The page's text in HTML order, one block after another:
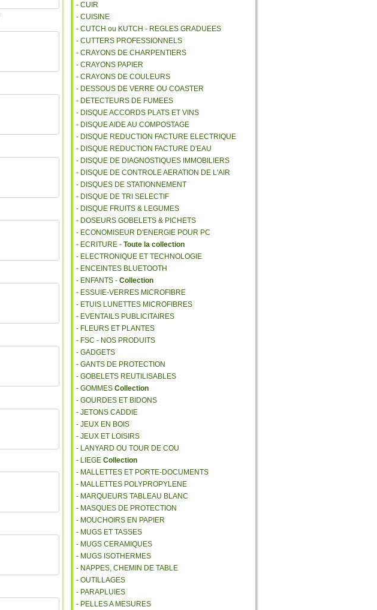
- CUIR
- CUISINE
- CUTCH ou KUTCH - REGLES GRADUEES
- CUTTERS PROFESSIONNELS
- CRAYONS DE CHARPENTIERS
- CRAYONS PAPIER
- CRAYONS DE COULEURS
- DESSOUS DE VERRE OU COASTER
- DETECTEURS DE FUMEES
- DISQUE ACCORDS PLATS ET VINS
- DISQUE AIDE AU COMPOSTAGE
- DISQUE REDUCTION FACTURE ELECTRIQUE
- DISQUE REDUCTION FACTURE D'EAU
- DISQUE DE DIAGNOSTIQUES IMMOBILIERS
- DISQUE DE CONTROLE AERATION DE L'AIR
- DISQUES DE STATIONNEMENT
- DISQUE DE TRI SELECTIF
- DISQUE FRUITS & LEGUMES
- DOSEURS GOBELETS & PICHETS
- ECONOMISEUR D'ENERGIE POUR PC
- ECRITURE - Toute la collection
- ELECTRONIQUE ET TECHNOLOGIE
- ENCEINTES BLUETOOTH
- ENFANTS - Collection
- ESSUIE-VERRES MICROFIBRE
- ETUIS LUNETTES MICROFIBRES
- EVENTAILS PUBLICITAIRES
- FLEURS ET PLANTES
- FSC - NOS PRODUITS
- GADGETS
- GANTS DE PROTECTION
- GOBELETS REUTILISABLES
- GOMMES Collection
- GOURDES ET BIDONS
- JETONS CADDIE
- JEUX EN BOIS
- JEUX ET LOISIRS
- LANYARD OU TOUR DE COU
- LIEGE Collection
- MALLETTES ET PORTE-DOCUMENTS
- MALLETTES POLYPROPYLENE
- MARQUEURS TABLEAU BLANC
- MASQUES DE PROTECTION
- MOUCHOIRS EN PAPIER
- MUGS ET TASSES
- MUGS CERAMIQUES
- MUGS ISOTHERMES
- NAPPES, CHEMIN DE TABLE
- OUTILLAGES
- PARAPLUIES
- PELLES A MESURES